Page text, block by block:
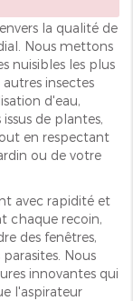
la qualité de
Nous mettons
nuisibles les plus
insectes
d'eau,
de plantes,
en respectant
ou de votre
avec rapidité et
chaque recoin,
des fenêtres,
Nous
innovantes qui
l'aspirateur